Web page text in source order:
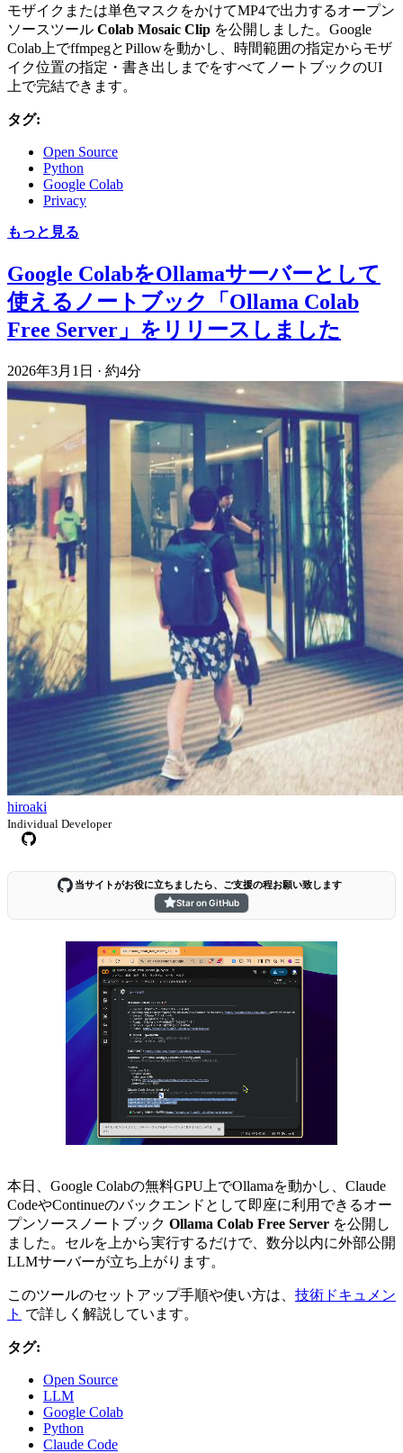
モザイクまたは単色マスクをかけてMP4で出力するオープン
ソースツール Colab Mosaic Clip を公開しました。Google
Colab上でffmpegとPillowを動かし、時間範囲の指定からモザ
イク位置の指定・書き出しまでをすべてノートブックのUI
上で完結できます。
タグ:
Open Source
Python
Google Colab
Privacy
もっと見る
Google ColabをOllamaサーバーとして
使えるノートブック「Ollama Colab
Free Server」をリリースしました
2026年3月1日 · 約4分
hiroaki
Individual Developer
当サイトがお役に立ちましたら、ご支援の程お願い致します
Star on GitHub
本日、Google Colabの無料GPU上でOllamaを動かし、Claude
CodeやContinueのバックエンドとして即座に利用できるオー
プンソースノートブック Ollama Colab Free Server を公開し
ました。セルを上から実行するだけで、数分以内に外部公開
LLMサーバーが立ち上がります。
このツールのセットアップ手順や使い方は、 技術ドキュメン
ト で詳しく解説しています。
タグ:
Open Source
LLM
Google Colab
Python
Claude Code